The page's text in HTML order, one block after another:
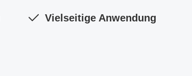
Vielseitige Anwendung